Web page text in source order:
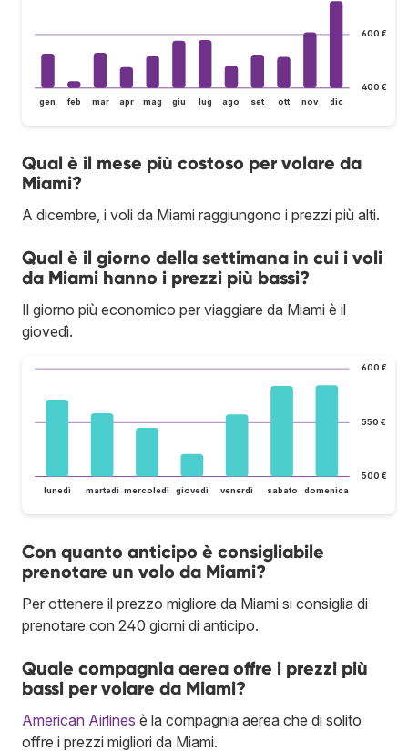
400 €
600 €
gen feb mar apr mag giu lug ago set ott nov dic
Qual è il mese più costoso per volare da
Miami?
A dicembre, i voli da Miami raggiungono i prezzi più alti.
Qual è il giorno della settimana in cui i voli
da Miami hanno i prezzi più bassi?
Il giorno più economico per viaggiare da Miami è il
giovedì.
500 €
550 €
600 €
lunedì martedì mercoledì giovedì venerdì sabato domenica
Con quanto anticipo è consigliabile
prenotare un volo da Miami?
Per ottenere il prezzo migliore da Miami si consiglia di
prenotare con 240 giorni di anticipo.
Quale compagnia aerea offre i prezzi più
bassi per volare da Miami?
American Airlines è la compagnia aerea che di solito
offre i prezzi migliori da Miami.